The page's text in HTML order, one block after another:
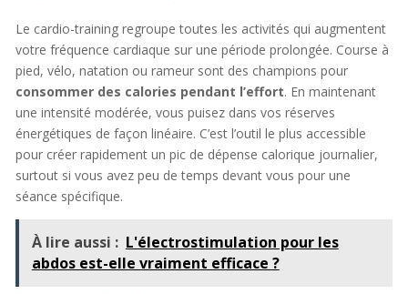
Le cardio-training regroupe toutes les activités qui augmentent
votre fréquence cardiaque sur une période prolongée. Course à
pied, vélo, natation ou rameur sont des champions pour
consommer des calories pendant l’effort. En maintenant
une intensité modérée, vous puisez dans vos réserves
énergétiques de façon linéaire. C’est l’outil le plus accessible
pour créer rapidement un pic de dépense calorique journalier,
surtout si vous avez peu de temps devant vous pour une
séance spécifique.
À lire aussi : L'électrostimulation pour les
abdos est-elle vraiment efficace ?